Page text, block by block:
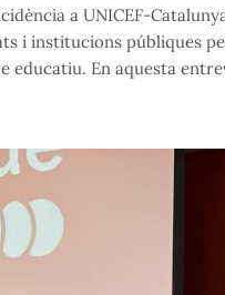
a UNICEF-
i institucions públiques
educatiu. En aquesta